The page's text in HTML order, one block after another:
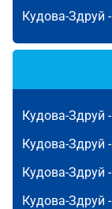
Кудова-Здруй -
Кудова-Здруй -
Кудова-Здруй -
Кудова-Здруй -
Кудова-Здруй -